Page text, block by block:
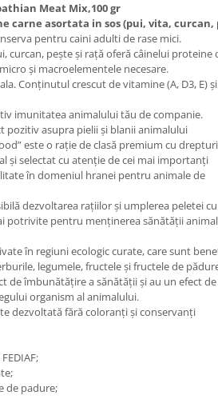
Meat Mix,100 gr
carne asortata in sos (pui, vita, curcan,
pentru caini adulti de rase mici.
curcan, pește și rață oferă câinelui proteine
și macroelementele necesare.
Conținutul crescut de vitamine (A, D3, E) și
imunitatea animalului tău de companie.
pozitiv asupra pielii și blanii animalului
este o rație de clasă premium cu drepturi
și selectat cu atenție de cei mai importanți
în domeniul hranei pentru animale de
dezvoltarea rațiilor și umplerea peletei cu
potrivite pentru menținerea sănătății
în regiuni ecologic curate, care sunt
legumele, fructele și fructele de
de îmbunătățire a sănătății și au un efect de
organism al animalului.
dezvoltată fără coloranți și conservanți
de padure;